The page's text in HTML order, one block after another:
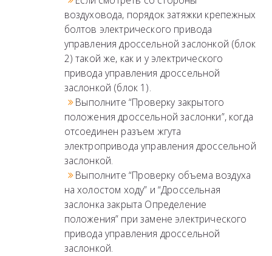
воздуховода, порядок затяжки крепежных
болтов электрического привода
управления дроссельной заслонкой (блок
2) такой же, как и у электрического
привода управления дроссельной
заслонкой (блок 1).
Выполните “Проверку закрытого
положения дроссельной заслонки”, когда
отсоединен разъем жгута
электропривода управления дроссельной
заслонкой.
Выполните “Проверку объема воздуха
на холостом ходу” и “Дроссельная
заслонка закрыта Определение
положения” при замене электрического
привода управления дроссельной
заслонкой.